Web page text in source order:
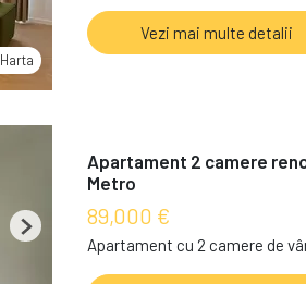
Harta
Vezi mai multe detalii
Next
Apartament 2 camere
Metro
89,000 €
Apartament cu 2 camere de